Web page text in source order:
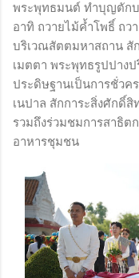
พระพุทธมนต์ ทำบุญตักบ
อาทิ ถวายไม้ค้ำโพธิ์ ถ
บริเวณสัตตมหาสถาน สั
เมตตา พระพุทธรูปปาง
ประดิษฐานเป็นการชั่วค
เนปาล สักการะสิ่งศักดิ์
รวมถึงร่วมชมการสาธิ
อาหารชุมชน